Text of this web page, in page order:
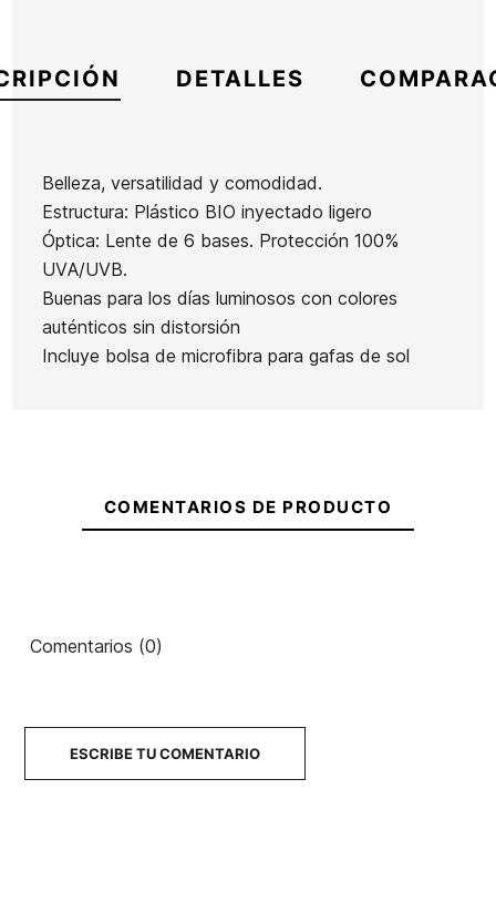
DETALLES
Belleza, versatilidad y comodidad.
Estructura: Plástico BIO inyectado ligero
Óptica: Lente de 6 bases. Protección 100%
UVA/UVB.
Buenas para los días luminosos con colores
auténticos sin distorsión
Incluye bolsa de microfibra para gafas de sol
Marca Volcom
Referencia
En stock 1 Artículo
Camisa
Sudadera
Sudadera
70,00 € 70,00 € 70,00 € 70,00 €
COMENTARIOS DE PRODUCTO
Comentarios (0)
ESCRIBE TU COMENTARIO